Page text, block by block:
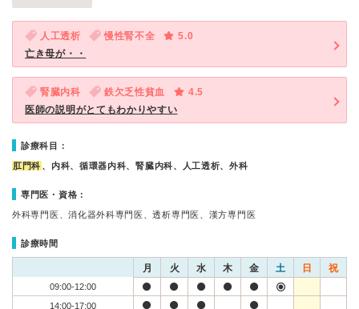
人工透析 慢性腎不全
5.0
亡き母が・・
腎臓内科 鉄欠乏性貧血
4.5
医師の説明がとてもわかりやすい
診療科目：
肛門科 、内科、循環器内科、腎臓内科、人工透析、外科
専門医・資格：
外科専門医、消化器外科専門医、透析専門医、漢方専門医
診療時間
月 火 水 木 金 土 日 祝
09:00-12:00
14:00-17:00